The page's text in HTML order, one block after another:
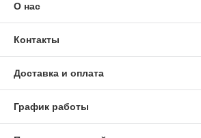
О нас
Контакты
Доставка и оплата
График работы